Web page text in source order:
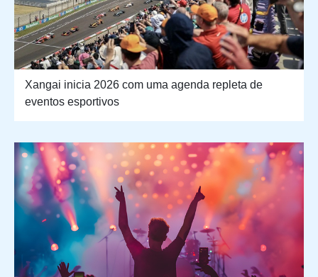
Xangai inicia 2026 com uma agenda repleta de
eventos esportivos